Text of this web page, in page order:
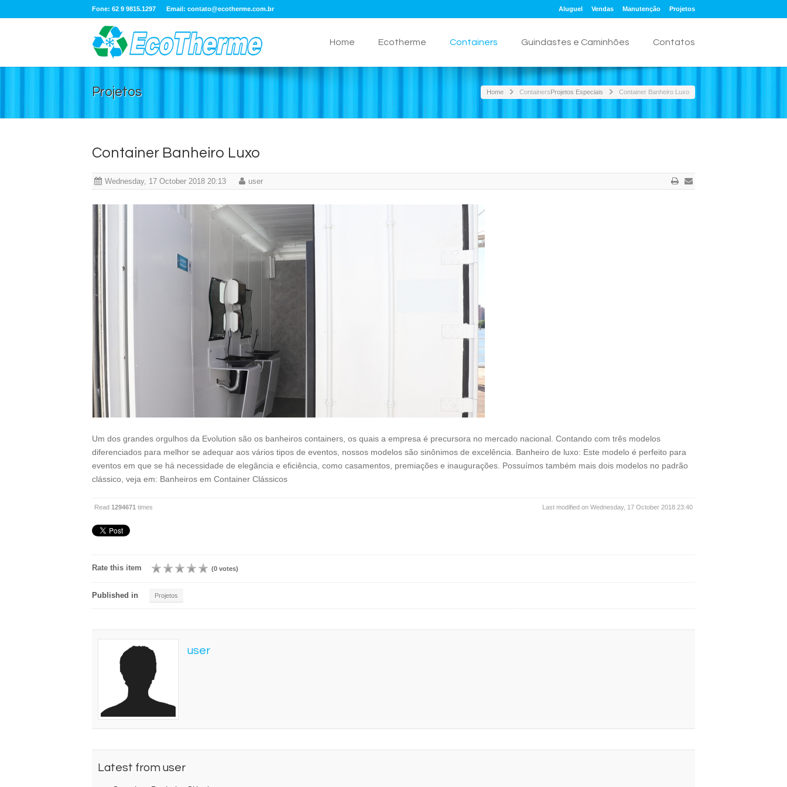
Fone: 62 9 9815.1297 Email: contato@ecotherme.com.br Aluguel Vendas Manutenção Projetos
Home Ecotherme Containers Guindastes e Caminhões Contatos
Projetos Home ContainersProjetos Especiais Container Banheiro Luxo
Container Banheiro Luxo
Wednesday, 17 October 2018 20:13 user
Um dos grandes orgulhos da Evolution são os banheiros containers, os quais a empresa é precursora no mercado nacional. Contando com três modelos
diferenciados para melhor se adequar aos vários tipos de eventos, nossos modelos são sinônimos de excelência. Banheiro de luxo: Este modelo é perfeito para
eventos em que se há necessidade de elegância e eficiência, como casamentos, premiações e inaugurações. Possuímos também mais dois modelos no padrão
clássico, veja em: Banheiros em Container Clássicos
Read 1294671 times Last modified on Wednesday, 17 October 2018 23:40
Rate this item (0 votes)
Published in Projetos
user
Latest from user